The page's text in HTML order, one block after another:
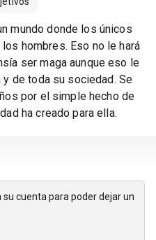
mundo donde los únicos
hombres. Eso no le hará
ser maga aunque eso le
de toda su sociedad. Se
por el simple hecho de
ha creado para ella.
su cuenta para poder dejar un